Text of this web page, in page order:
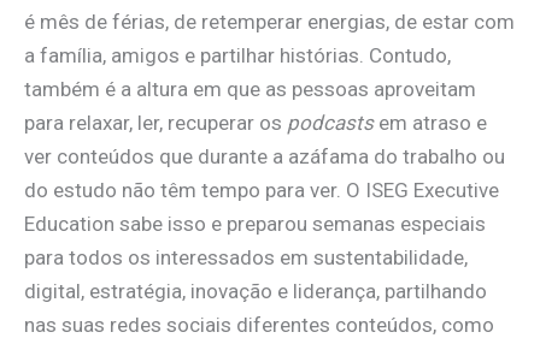
é mês de férias, de retemperar energias, de estar com
a família, amigos e partilhar histórias. Contudo,
também é a altura em que as pessoas aproveitam
para relaxar, ler, recuperar os podcastsem atraso e
ver conteúdos que durante a azáfama do trabalho ou
do estudo não têm tempo para ver. O ISEG Executive
Education sabe isso e preparou semanas especiais
para todos os interessados em sustentabilidade,
digital, estratégia, inovação e liderança, partilhando
nas suas redes sociais diferentes conteúdos, como